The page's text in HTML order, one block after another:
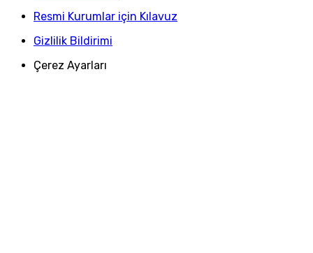
Resmi Kurumlar için Kılavuz
Gizlilik Bildirimi
Çerez Ayarları